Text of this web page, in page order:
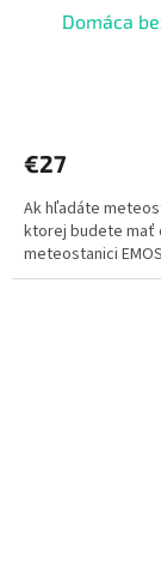
Domáca
€27
Ak hľadáte
ktorej budete mať
meteostanici